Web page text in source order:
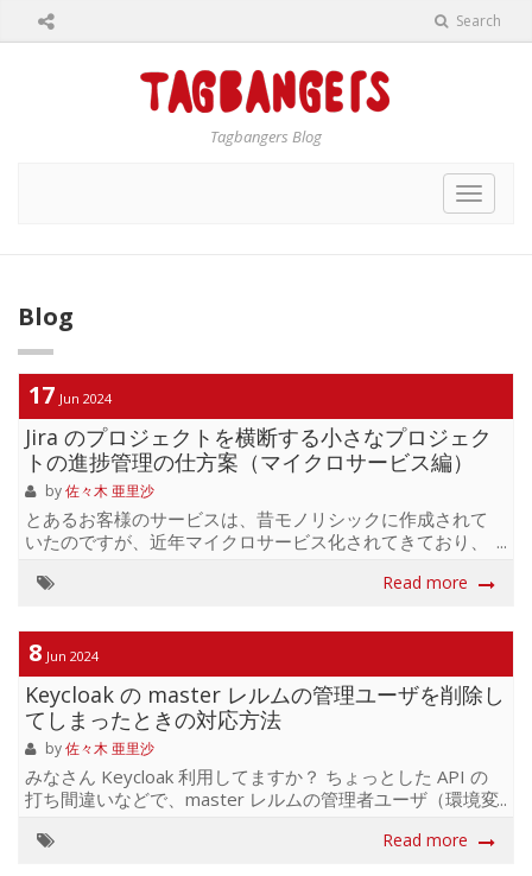
Search
Tagbangers Blog
Toggle
Blog
17 Jun 2024
Jira のプロジェクトを横断する小さなプロジェク
トの進捗管理の仕方案（マイクロサービス編）
by佐々木 亜里沙
とあるお客様のサービスは、昔モノリシックに作成されて
いたのですが、近年マイクロサービス化されてきており、
で、一つのサービスの中で開発を行い、影響範囲を小さ
ではありますが、 一方、これらマイクロサービスを連携す
るデータパイプライン部分に修正が発生すると、複数のマ
イクロサービスの改修をしないといけないこともありま
す。プロジェクトをまたがる進捗の管理をどうしたらよい
か試行錯誤していましたが、最近の Jira Cloud のアップグレ
ードでざっくり状況の可視化がしやすくなりましたのでご
紹介します。...
Read more
8 Jun 2024
Keycloak の master レルムの管理ユーザを削除し
てしまったときの対応方法
by佐々木 亜里沙
みなさん Keycloak 利用してますか？ ちょっとした API の
打ち間違いなどで、master レルムの管理者ユーザ（環境変
ってありますよね。あったんです。 ということで復旧を試
Read more